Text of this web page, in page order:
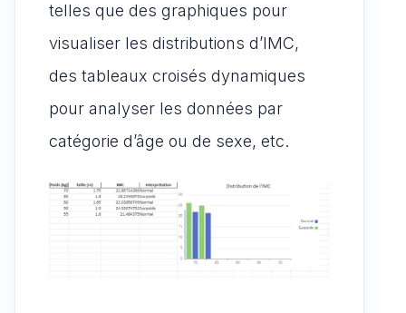
telles que des graphiques pour
visualiser les distributions d’IMC,
des tableaux croisés dynamiques
pour analyser les données par
catégorie d’âge ou de sexe, etc.